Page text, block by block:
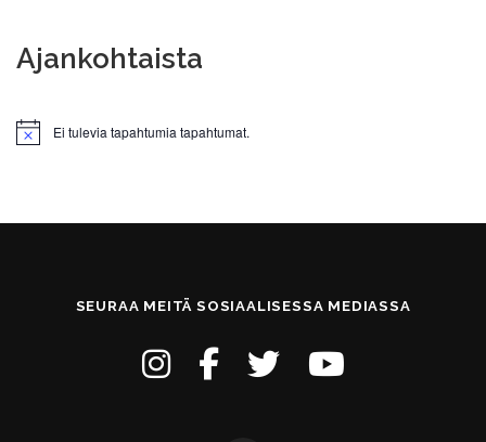
Ajankohtaista
Notice Ei tulevia tapahtumia tapahtumat.
SEURAA MEITÄ SOSIAALISESSA MEDIASSA